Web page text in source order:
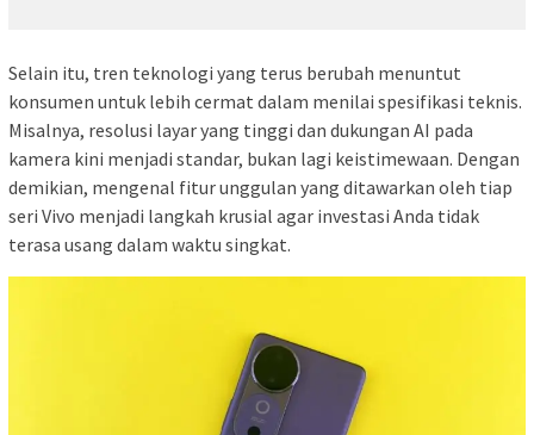
Selain itu, tren teknologi yang terus berubah menuntut
konsumen untuk lebih cermat dalam menilai spesifikasi teknis.
Misalnya, resolusi layar yang tinggi dan dukungan AI pada
kamera kini menjadi standar, bukan lagi keistimewaan. Dengan
demikian, mengenal fitur unggulan yang ditawarkan oleh tiap
seri Vivo menjadi langkah krusial agar investasi Anda tidak
terasa usang dalam waktu singkat.